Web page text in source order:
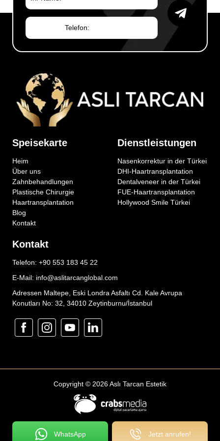
WhatsApp Jetzt anrufen!
Betreuungsoptionen, die auf
individuelle Anforderungen
Speisekarte
Heim
Über uns
Zahnbehandlungen
Plastische Chirurgie
Haartransplantation
Blog
Kontakt
Dienstleistungen
Nasenkorrektur in der Türkei
DHI-Haartransplantation
Dentalveneer in der Türkei
FUE-Haartransplantation
Hollywood Smile Türkei
Kontakt
Telefon: +90 553 183 45 22
E-Mail: info@aslitarcanglobal.com
Adressen Maltepe, Eski Londra Asfaltı Cd. Kale Avrupa
Konutları No: 32, 34010 Zeytinburnu/İstanbul
Copyright © 2026 Aslı Tarcan Estetik